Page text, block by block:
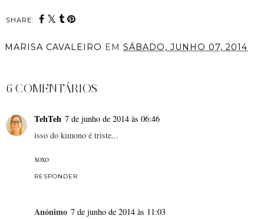
SHARE:
MARISA CAVALEIRO EM SÁBADO, JUNHO 07, 2014
6 COMENTÁRIOS
TehTeh 7 de junho de 2014 às 06:46
isso do kimono é triste...
xoxo
RESPONDER
Anónimo 7 de junho de 2014 às 11:03